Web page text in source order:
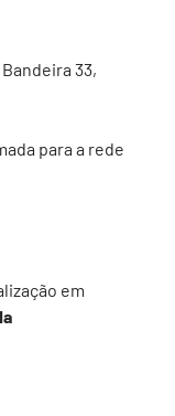
33,
para a rede
em